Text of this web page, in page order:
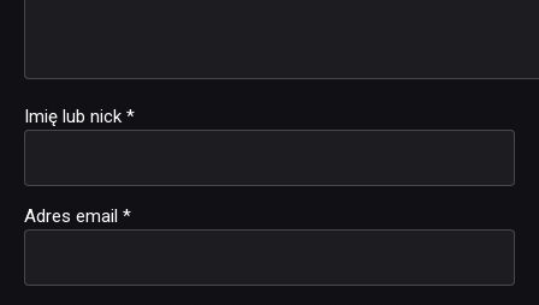
Imię lub nick *
Adres email *